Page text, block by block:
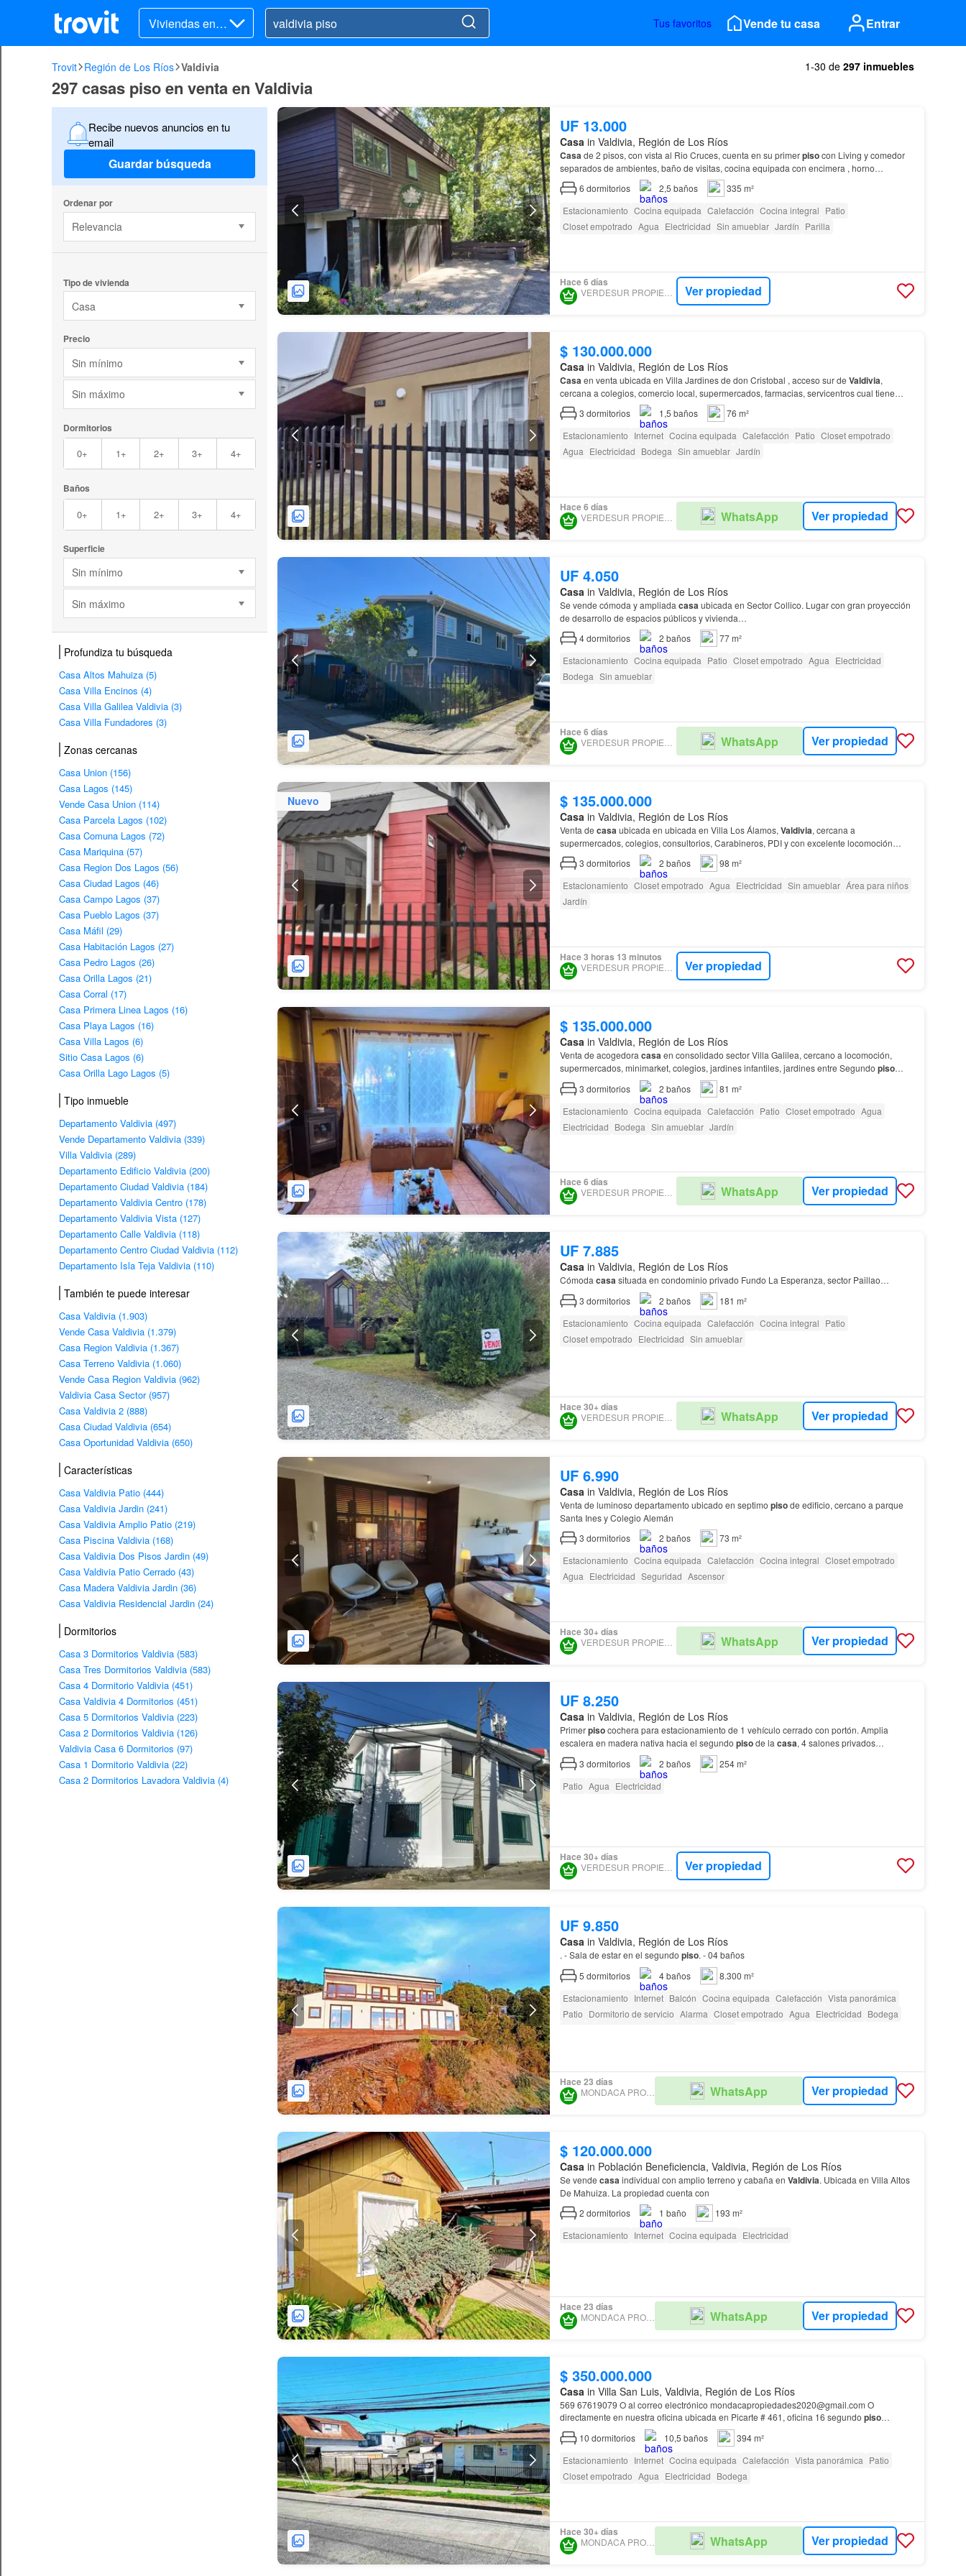
Viviendas en v
enta
Tus favoritos Vende tu casa Entrar
Trovit Región de Los Ríos Valdivia 1-30 de 297 inmuebles
297 casas piso en venta en Valdivia
Recibe nuevos anuncios en tu
email
Guardar búsqueda
Ordenar por
Relevancia
Tipo de vivienda
Casa
Precio
Sin mínimo
Sin máximo
Dormitorios
0+ 1+ 2+ 3+ 4+
Baños
0+ 1+ 2+ 3+ 4+
Superficie
Sin mínimo
Sin máximo
Profundiza tu búsqueda
Casa Altos Mahuiza (5)
Casa Villa Encinos (4)
Casa Villa Galilea Valdivia (3)
Casa Villa Fundadores (3)
Zonas cercanas
Casa Union (156)
Casa Lagos (145)
Vende Casa Union (114)
Casa Parcela Lagos (102)
Casa Comuna Lagos (72)
Casa Mariquina (57)
Casa Region Dos Lagos (56)
Casa Ciudad Lagos (46)
Casa Campo Lagos (37)
Casa Pueblo Lagos (37)
Casa Máfil (29)
Casa Habitación Lagos (27)
Casa Pedro Lagos (26)
Casa Orilla Lagos (21)
Casa Corral (17)
Casa Primera Linea Lagos (16)
Casa Playa Lagos (16)
Casa Villa Lagos (6)
Sitio Casa Lagos (6)
Casa Orilla Lago Lagos (5)
Tipo inmueble
Departamento Valdivia (497)
Vende Departamento Valdivia (339)
Villa Valdivia (289)
Departamento Edificio Valdivia (200)
Departamento Ciudad Valdivia (184)
Departamento Valdivia Centro (178)
Departamento Valdivia Vista (127)
Departamento Calle Valdivia (118)
Departamento Centro Ciudad Valdivia (112)
Departamento Isla Teja Valdivia (110)
También te puede interesar
Casa Valdivia (1.903)
Vende Casa Valdivia (1.379)
Casa Region Valdivia (1.367)
Casa Terreno Valdivia (1.060)
Vende Casa Region Valdivia (962)
Valdivia Casa Sector (957)
Casa Valdivia 2 (888)
Casa Ciudad Valdivia (654)
Casa Oportunidad Valdivia (650)
Características
Casa Valdivia Patio (444)
Casa Valdivia Jardin (241)
Casa Valdivia Amplio Patio (219)
Casa Piscina Valdivia (168)
Casa Valdivia Dos Pisos Jardin (49)
Casa Valdivia Patio Cerrado (43)
Casa Madera Valdivia Jardin (36)
Casa Valdivia Residencial Jardin (24)
Dormitorios
Casa 3 Dormitorios Valdivia (583)
Casa Tres Dormitorios Valdivia (583)
Casa 4 Dormitorio Valdivia (451)
Casa Valdivia 4 Dormitorios (451)
Casa 5 Dormitorios Valdivia (223)
Casa 2 Dormitorios Valdivia (126)
Valdivia Casa 6 Dormitorios (97)
Casa 1 Dormitorio Valdivia (22)
Casa 2 Dormitorios Lavadora Valdivia (4)
UF 13.000
Casain Valdivia, Región de Los Ríos
Casade 2 pisos, con vista al Rio Cruces, cuenta en su primerpisocon Living y comedor
separados de ambientes, baño de visitas, cocina equipada con encimera , horno
empotrado, mobiliario funcional a
piso, área comedor de dia…
6 dormitorios 2,5 baños
335 m²
Estacionamiento Cocina equipada Calefacción Cocina integral Patio
Closet empotrado Agua Electricidad Sin amueblar Jardín Parilla
Hace 6 días
VERDESUR PROPIEDADES VALDIVIA Ver propiedad
$ 130.000.000
Casa in Valdivia, Región de Los Ríos
Casaen venta ubicada en Villa Jardines de don Cristobal , acceso sur de Valdivia,
cercana a colegios, comercio local, supermercados, farmacias, servicentros cual tiene
acceso a comedor y espacio de logia 1 baño completo + 1…
3 dormitorios 1,5 baños
76 m²
Estacionamiento Internet Cocina equipada Calefacción Patio Closet empotrado
Agua Electricidad Bodega Sin amueblar Jardín
Hace 6 días
VERDESUR PROPIEDADES VALDIVIA WhatsApp Ver propiedad
UF 4.050
Casa in Valdivia, Región de Los Ríos
Se vende cómoda y ampliada casaubicada en Sector Collico. Lugar con gran proyección
de desarrollo de espacios públicos y vivienda…
4dormitorios 2 baños
77 m²
Estacionamiento Cocina equipada Patio Closet empotrado Agua Electricidad
Bodega Sin amueblar
Hace 6 días
VERDESUR PROPIEDADES VALDIVIA WhatsApp Ver propiedad
Nuevo $ 135.000.000
Casa in Valdivia, Región de Los Ríos
Venta de casaubicada en ubicada en Villa Los Álamos, Valdivia, cercana a
supermercados, colegios, consultorios, Carabineros, PDI y con excelente locomoción
Distribución: En primerpiso cuenta con living comedor en piso flota…
3 dormitorios 2 baños
98 m²
Estacionamiento Closet empotrado Agua Electricidad Sin amueblar Área para niños
Jardín
Hace 3 horas 13 minutos
VERDESUR PROPIEDADES VALDIVIA Ver propiedad
$ 135.000.000
Casa in Valdivia, Región de Los Ríos
Venta de acogedora casaen consolidado sector Villa Galilea, cercano a locomoción,
supermercados, minimarket, colegios, jardines infantiles, jardines entre Segundo piso
cuenta con dos dormitorios sigles, un baño, sala de esta…
3 dormitorios 2 baños
81 m²
Estacionamiento Cocina equipada Calefacción Patio Closet empotrado Agua
Electricidad Bodega Sin amueblar Jardín
Hace 6 días
VERDESUR PROPIEDADES VALDIVIA WhatsApp Ver propiedad
UF 7.885
Casa in Valdivia, Región de Los Ríos
Cómoda casasituada en condominio privado Fundo La Esperanza, sector Paillao…
3 dormitorios 2 baños
181 m²
Estacionamiento Cocina equipada Calefacción Cocina integral Patio
Closet empotrado Electricidad Sin amueblar
Hace 30+ días
VERDESUR PROPIEDADES VALDIVIA WhatsApp Ver propiedad
UF 6.990
Casa in Valdivia, Región de Los Ríos
Venta de luminoso departamento ubicado en septimo pisode edificio, cercano a parque
Santa Ines y Colegio Alemán
3 dormitorios 2 baños
73 m²
Estacionamiento Cocina equipada Calefacción Cocina integral Closet empotrado
Agua Electricidad Seguridad Ascensor
Hace 30+ días
WhatsApp Ver propiedad
UF 8.250
Casa in Valdivia, Región de Los Ríos
Primerpisocochera para estacionamiento de 1 vehículo cerrado con portón. Amplia
escalera en madera nativa hacia el segundo pisode la casa, 4 salones privados…
3 dormitorios 2 baños
254 m²
Patio Agua Electricidad
Hace 30+ días
Ver propiedad
UF 9.850
Casa in Valdivia, Región de Los Ríos
. - Sala de estar en el segundo piso. - 04 baños
5 dormitorios 4baños
8.300 m²
Estacionamiento Internet Balcón Cocina equipada Calefacción Vista panorámica
Patio Dormitorio de servicio Alarma Closet empotrado Agua Electricidad Bodega
Hace 23 días
MONDACA PROPIEDADES WhatsApp Ver propiedad
$ 120.000.000
Casa in Población Beneficiencia, Valdivia, Región de Los Ríos
Se vende casaindividual con amplio terreno y cabaña en Valdivia. Ubicada en Villa Altos
De Mahuiza. La propiedad cuenta con
2 dormitorios 1 baño
193 m²
Estacionamiento Internet Cocina equipada Electricidad
Hace 23 días
MONDACA PROPIEDADES WhatsApp Ver propiedad
$ 350.000.000
Casa in Villa San Luis, Valdivia, Región de Los Ríos
569 67619079 O al correo electrónico mondacapropiedades2020@gmail.com O
directamente en nuestra oficina ubicada en Picarte # 461, oficina 16 segundo piso
Valdivia
10 dormitorios 10,5 baños
394 m²
Estacionamiento Internet Cocina equipada Calefacción Vista panorámica Patio
Closet empotrado Agua Electricidad Bodega
Hace 30+ días
MONDACA PROPIEDADES WhatsApp Ver propiedad